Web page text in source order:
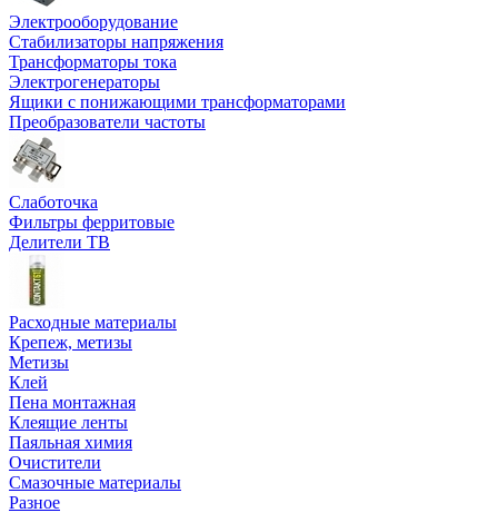
Электрооборудование
Стабилизаторы напряжения
Трансформаторы тока
Электрогенераторы
Ящики с понижающими трансформаторами
Преобразователи частоты
Слаботочка
Фильтры ферритовые
Делители ТВ
Расходные материалы
Крепеж, метизы
Метизы
Клей
Пена монтажная
Клеящие ленты
Паяльная химия
Очистители
Смазочные материалы
Разное